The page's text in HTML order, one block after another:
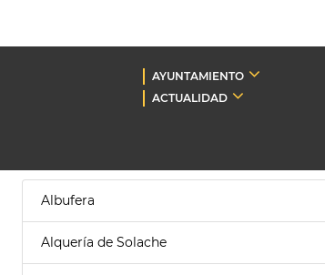
AYUNTAMIENTO
ACTUALIDAD
Albufera
Alquería de Solache